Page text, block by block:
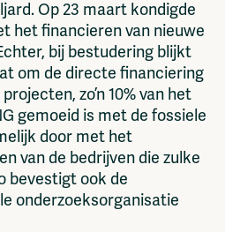
Op 23 maart kondigde
het financieren van nieuwe
bij bestudering blijkt
om de directe financiering
zo’n 10% van het
gemoeid is met de fossiele
door met het
van de bedrijven die zulke
bevestigt ook de
onderzoeksorganisatie